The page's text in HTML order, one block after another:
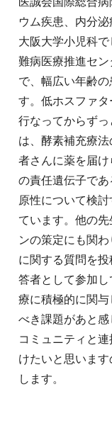
ウム疾患、内分
大阪大学小児科
難病医療推進セ
で、幅広い年齢
す。低ホスファ
行なってからず
は、酵素補充療
者さんに薬を届
の責任遺伝子で
原性について検
ています。他の
ンの策定にも関
に関する質問を
答者として参加
療に積極的に関
べき課題があと
コミュニティと
けたいと思いま
します。